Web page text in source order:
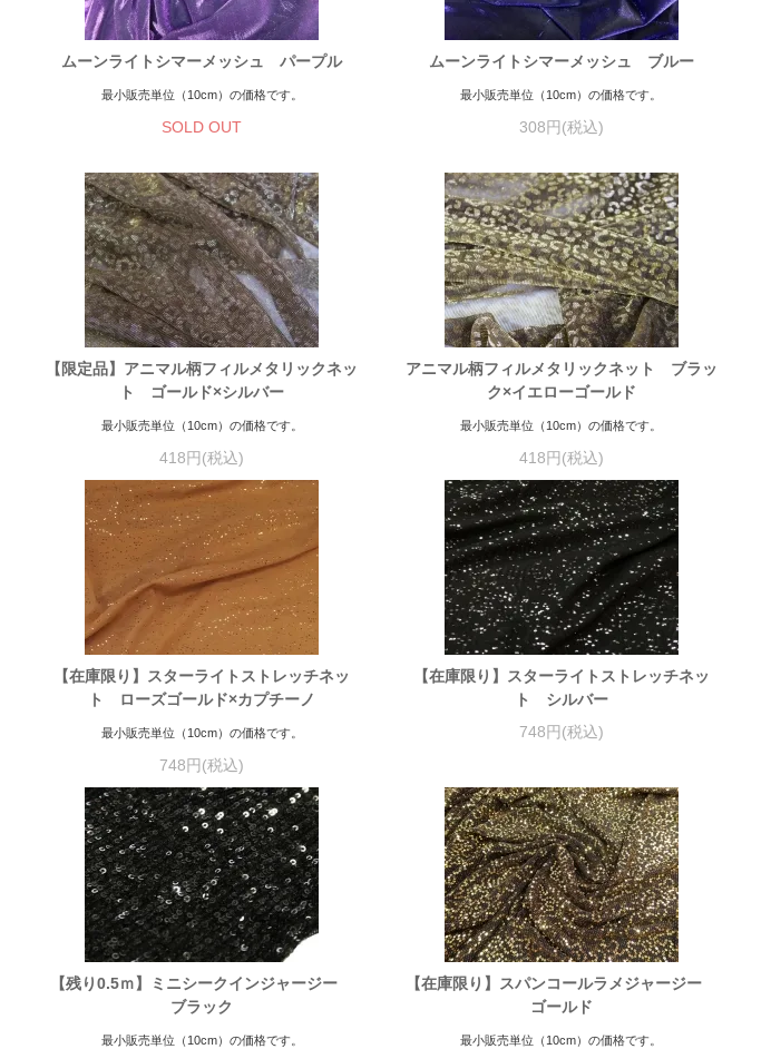
ムーンライトシマーメッシュ パープル
最小販売単位（10cm）の価格です。
SOLD OUT
ムーンライトシマーメッシュ ブルー
最小販売単位（10cm）の価格です。
308円(税込)
【限定品】アニマル柄フィルメタリックネッ
ト ゴールド×シルバー
最小販売単位（10cm）の価格です。
418円(税込)
アニマル柄フィルメタリックネット ブラッ
ク×イエローゴールド
最小販売単位（10cm）の価格です。
418円(税込)
【在庫限り】スターライトストレッチネッ
ト ローズゴールド×カプチーノ
最小販売単位（10cm）の価格です。
748円(税込)
【在庫限り】スターライトストレッチネッ
ト シルバー
748円(税込)
【残り0.5ｍ】ミニシークインジャージー
ブラック
最小販売単位（10cm）の価格です。
【在庫限り】スパンコールラメジャージー
ゴールド
最小販売単位（10cm）の価格です。